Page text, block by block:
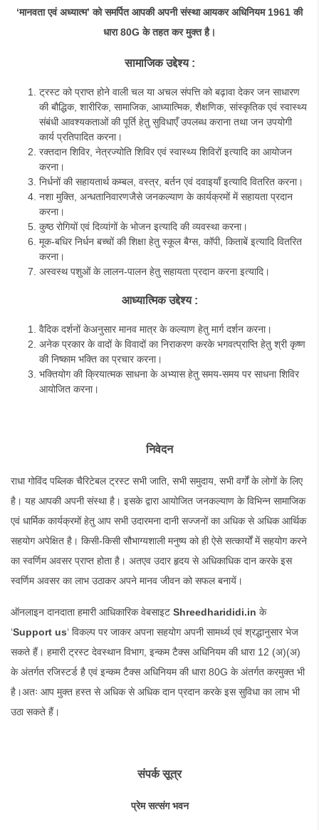
‘मानवता एवं अध्यात्म’ को समर्पित आपकी अपनी संस्था आयकर अधिनियम 1961 की
धारा 80G के तहत कर मुक्त है।
सामाजिक उद्देश्य:
ट्रस्ट को प्राप्त होने वाली चल या अचल संपत्ति को बढ़ावा देकर जन साधारण
की बौद्धिक, शारीरिक, सामाजिक, आध्यात्मिक, शैक्षणिक, सांस्कृतिक एवं स्वास्थ्य
संबंधी आवश्यकताओं की पूर्ति हेतु सुविधाएँ उपलब्ध कराना तथा जन उपयोगी
कार्य प्रतिपादित करना।
रक्तदान शिविर, नेत्रज्योति शिविर एवं स्वास्थ्य शिविरों इत्यादि का आयोजन
करना।
निर्धनों की सहायतार्थ कम्बल, वस्त्र, बर्तन एवं दवाइयाँ इत्यादि वितरित करना।
नशा मुक्ति, अन्धतानिवारणजैसे जनकल्याण के कार्यक्रमों में सहायता प्रदान
करना।
कुष्ठ रोगियों एवं दिव्यांगों के भोजन इत्यादि की व्यवस्था करना।
मूक-बधिर निर्धन बच्चों की शिक्षा हेतु स्कूल बैग्स, कॉपी, किताबें इत्यादि वितरित
करना।
अस्वस्थ पशुओं के लालन-पालन हेतु सहायता प्रदान करना इत्यादि।
आध्यात्मिकउद्देश्य :
वैदिक दर्शनों केअनुसार मानव मात्र के कल्याण हेतु मार्ग दर्शन करना।
अनेक प्रकार के वादों के विवादों का निराकरण करके भगवत्प्राप्ति हेतु श्री कृष्ण
की निष्काम भक्ति का प्रचार करना।
भक्तियोग की क्रियात्मक साधना के अभ्यास हेतु समय-समय पर साधना शिविर
आयोजित करना।
निवेदन
राधा गोविंद पब्लिक चैरिटेबल ट्रस्ट सभी जाति, सभी समुदाय, सभी वर्गों के लोगों के लिए
है। यह आपकी अपनी संस्था है। इसके द्वारा आयोजित जनकल्याण के विभिन्न सामाजिक
एवं धार्मिक कार्यक्रमों हेतु आप सभी उदारमना दानी सज्जनों का अधिक से अधिक आर्थिक
सहयोग अपेक्षित है। किसी-किसी सौभाग्यशाली मनुष्य को ही ऐसे सत्कार्यों में सहयोग करने
का स्वर्णिम अवसर प्राप्त होता है। अतएव उदार हृदय से अधिकाधिक दान करके इस
स्वर्णिम अवसर का लाभ उठाकर अपने मानव जीवन को सफल बनायें।
ऑनलाइन दानदाता हमारी आधिकारिक वेबसाइट Shreedharididi.in के
‘Support us‘ विकल्प पर जाकर अपना सहयोग अपनी सामर्थ्य एवं श्रद्धानुसार भेज
सकते हैं। हमारी ट्रस्ट देवस्थान विभाग, इन्कम टैक्स अधिनियम की धारा 12 (अ)(अ)
के अंतर्गत रजिस्टर्ड है एवं इन्कम टैक्स अधिनियम की धारा 80G के अंतर्गत करमुक्त भी
है।अतः आप मुक्त हस्त से अधिक से अधिक दान प्रदान करके इस सुविधा का लाभ भी
उठा सकते हैं।
संपर्क सूत्र
प्रेम सत्संग भवन